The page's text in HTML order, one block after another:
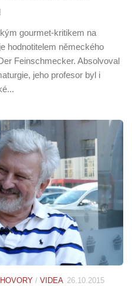
gourmet-kritikem na
hodnotitelem německého
Feinschmecker. Absolvoval
jeho profesor byl i
/ VIDEA 26.10.2015